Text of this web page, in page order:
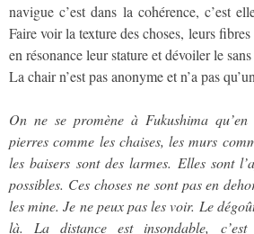
navigue c’est dans la cohérence, c’est
Faire voir la texture des choses, leurs
en résonance leur stature et dévoiler le
La chair n’est pas anonyme et n’a pas
On ne se promène à Fukushima
pierres comme les chaises, les murs
les baisers sont des larmes. Elles sont
possibles. Ces choses ne sont pas en
les mine. Je ne peux pas les voir. Le
là. La distance est insondable,